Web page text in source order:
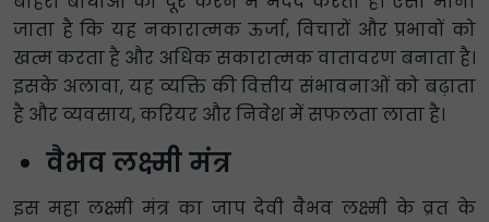
जाता है कि यह नकारात्मक ऊर्जा, विचारों और प्रभावों को
खत्म करता है और अधिक सकारात्मक वातावरण बनाता है।
इसके अलावा, यह व्यक्ति की वित्तीय संभावनाओं को बढ़ाता
है और व्यवसाय, करियर और निवेश में सफलता लाता है।
वैभव लक्ष्मी मंत्र
इस महा लक्ष्मी मंत्र का जाप देवी वैभव लक्ष्मी के व्रत के